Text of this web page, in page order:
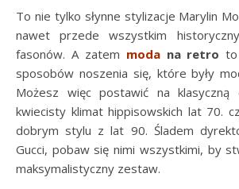
To nie tylko słynne stylizacje Marylin
nawet przede wszystkim
fasonów. A zatem modana retro
sposobów noszenia się, które były
Możesz więc postawić na klasyczną
kwiecisty klimat hippisowskich lat 70.
dobrym stylu z lat 90. Śladem
Gucci, pobaw się nimi wszystkimi, by
maksymalistyczny zestaw.